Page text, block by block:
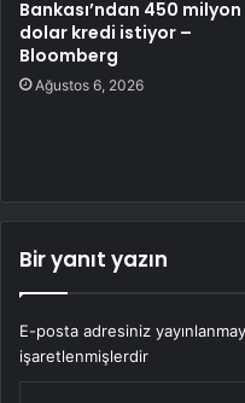
Bankası’ndan 450 milyon
dolar kredi istiyor –
Bloomberg
Ağustos 6, 2026
Bir yanıt yazın
E-posta adresiniz
işaretlenmişlerdir